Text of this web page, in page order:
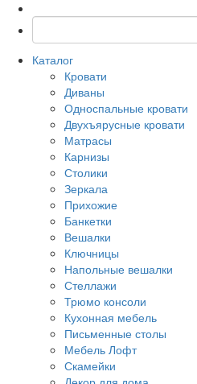
Каталог
Кровати
Диваны
Односпальные кровати
Двухъярусные кровати
Матрасы
Карнизы
Столики
Зеркала
Прихожие
Банкетки
Вешалки
Ключницы
Напольные вешалки
Стеллажи
Трюмо консоли
Кухонная мебель
Письменные столы
Мебель Лофт
Скамейки